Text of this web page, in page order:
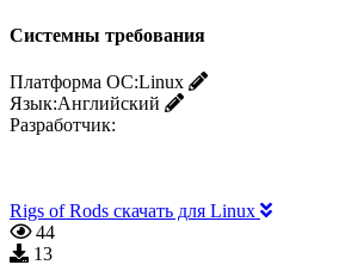
Системны требования
Платформа ОС:Linux
Язык:Английский
Разработчик:
Rigs of Rods скачать для Linux
44
13